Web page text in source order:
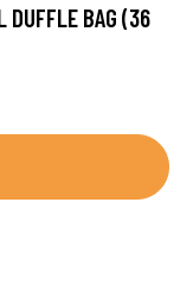
DUFFLE BAG (36